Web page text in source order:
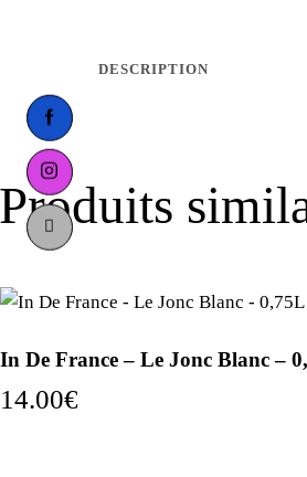
DESCRIPTION
Produits
In De France – Le Jonc Blanc –
14.00€
facebook-
1
instagram
tik-